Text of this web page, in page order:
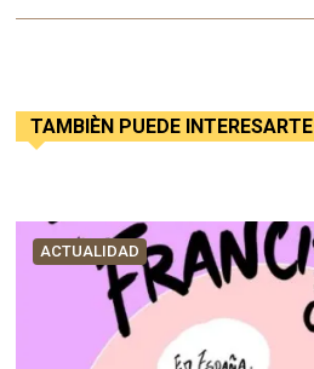
TAMBIÈN PUEDE INTERESARTE
ACTUALIDAD